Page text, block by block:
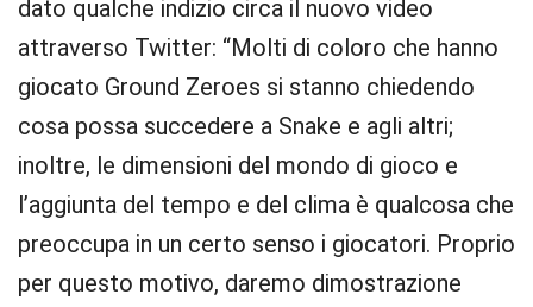
dato qualche indizio circa il nuovo video
attraverso Twitter: “Molti di coloro che hanno
giocato Ground Zeroes si stanno chiedendo
cosa possa succedere a Snake e agli altri;
inoltre, le dimensioni del mondo di gioco e
l’aggiunta del tempo e del clima è qualcosa che
preoccupa in un certo senso i giocatori. Proprio
per questo motivo, daremo dimostrazione